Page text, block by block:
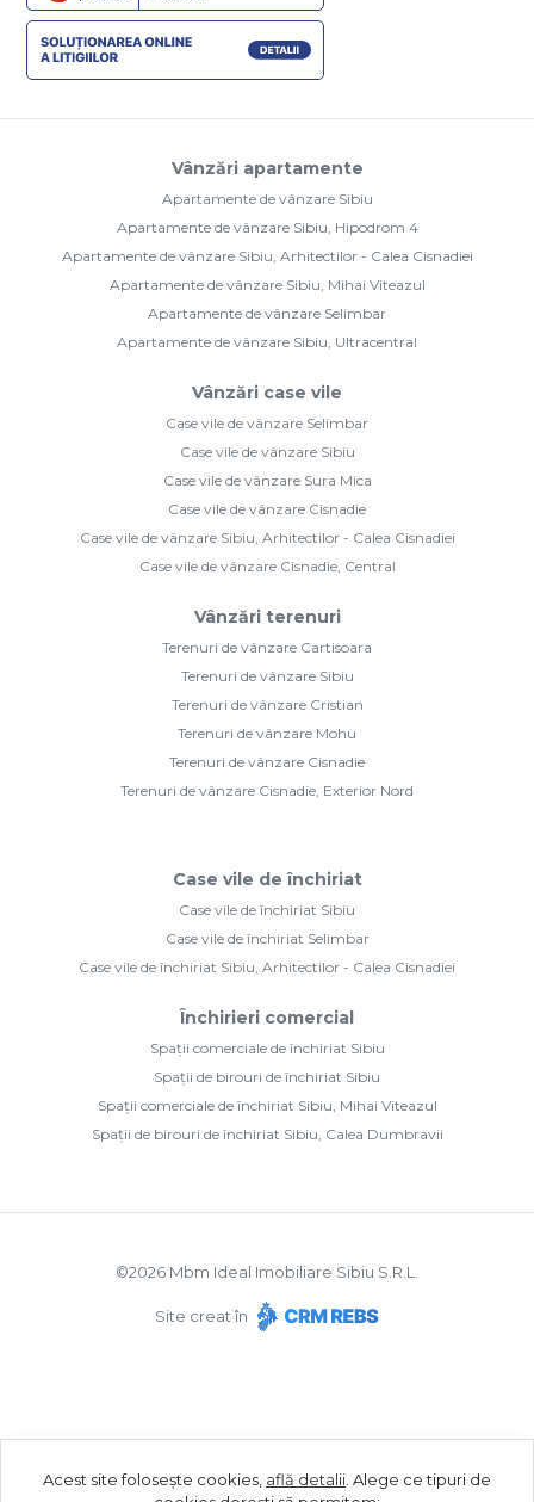
Vânzări apartamente
Apartamente de vânzare Sibiu
Apartamente de vânzare Sibiu, Hipodrom 4
Apartamente de vânzare Sibiu, Arhitectilor - Calea Cisnadiei
Apartamente de vânzare Sibiu, Mihai Viteazul
Apartamente de vânzare Selimbar
Apartamente de vânzare Sibiu, Ultracentral
Vânzări case vile
Case vile de vânzare Selimbar
Case vile de vânzare Sibiu
Case vile de vânzare Sura Mica
Case vile de vânzare Cisnadie
Case vile de vânzare Sibiu, Arhitectilor - Calea Cisnadiei
Case vile de vânzare Cisnadie, Central
Vânzări terenuri
Terenuri de vânzare Cartisoara
Terenuri de vânzare Sibiu
Terenuri de vânzare Cristian
Terenuri de vânzare Mohu
Terenuri de vânzare Cisnadie
Terenuri de vânzare Cisnadie, Exterior Nord
Case vile de închiriat
Case vile de închiriat Sibiu
Case vile de închiriat Selimbar
Case vile de închiriat Sibiu, Arhitectilor - Calea Cisnadiei
Închirieri comercial
Spații comerciale de închiriat Sibiu
Spații de birouri de închiriat Sibiu
Spații comerciale de închiriat Sibiu, Mihai Viteazul
Spații de birouri de închiriat Sibiu, Calea Dumbravii
©2026 Mbm Ideal Imobiliare Sibiu S.R.L.
Site creat în
Acest site folosește cookies, află detalii Alege ce tipuri de